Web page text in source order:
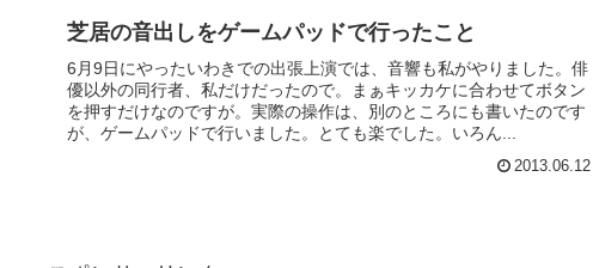
芝居の音出しをゲームパッドで行ったこと
6月9日にやったいわきでの出張上演では、音響も私がやりました。俳
優以外の同行者、私だけだったので。まぁキッカケに合わせてボタン
を押すだけなのですが。実際の操作は、別のところにも書いたのです
が、ゲームパッドで行いました。とても楽でした。いろん...
2013.06.12